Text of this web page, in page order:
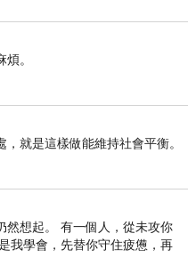
。
就是這樣做能維持社會平衡。
然想起。 有一個人，從未攻你
我學會，先替你守住疲憊，再